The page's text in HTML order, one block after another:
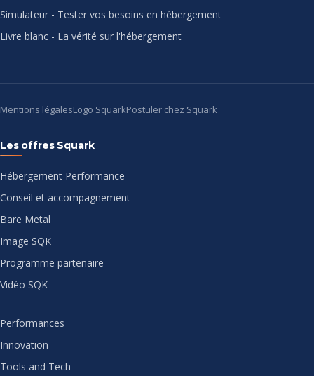
Simulateur - Tester vos besoins en hébergement
Livre blanc - La vérité sur l'hébergement
Mentions légalesLogo SquarkPostuler chez Squark
Les offres Squark
Hébergement Performance
Conseil et accompagnement
Bare Metal
Image SQK
Programme partenaire
Vidéo SQK
Performances
Innovation
Tools and Tech